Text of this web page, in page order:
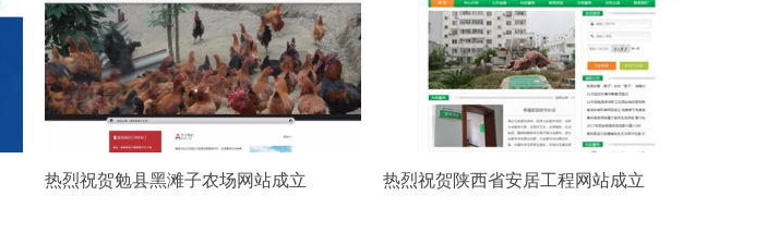
热烈祝贺勉县黑滩子农场网站成立 热烈祝贺陕西省安居工程网站成立